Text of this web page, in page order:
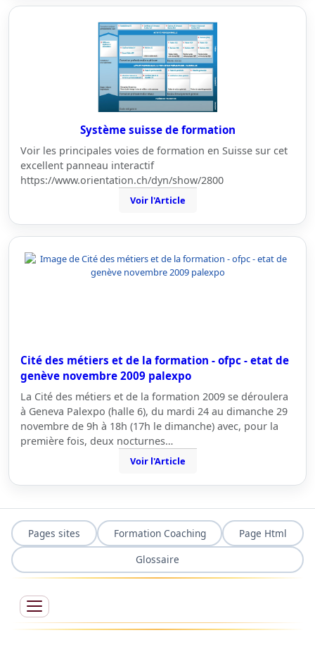
Système suisse de formation
Voir les principales voies de formation en Suisse sur cet
excellent panneau interactif
https://www.orientation.ch/dyn/show/2800
Voir l'Article
Cité des métiers et de la formation - ofpc - etat de
genève novembre 2009 palexpo
La Cité des métiers et de la formation 2009 se déroulera
à Geneva Palexpo (halle 6), du mardi 24 au dimanche 29
novembre de 9h à 18h (17h le dimanche) avec, pour la
première fois, deux nocturnes…
Voir l'Article
Pages sites Formation Coaching
Page Html
Glossaire